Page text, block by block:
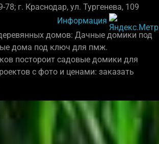
78; г. Краснодар, ул. Тургенева, 109
Информация
домов: Дачные домики под
дома под ключ для пмж.
постороит садовые домики для
с фото и ценами: заказать